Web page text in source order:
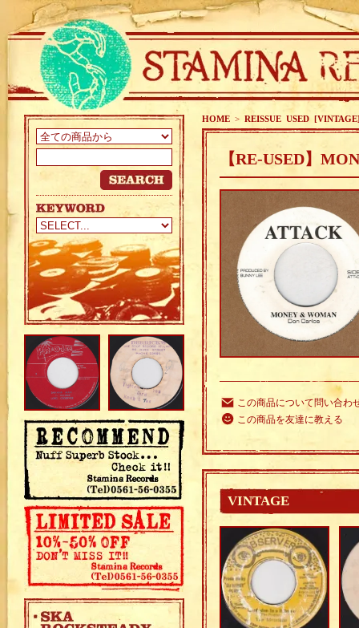
HOME > REISSUE USED
【RE-USED】
この商品について問い合わ
この商品を友達に教える
VINTAGE